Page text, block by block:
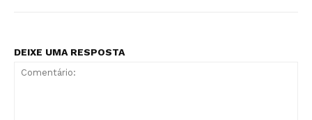
DEIXE UMA RESPOSTA